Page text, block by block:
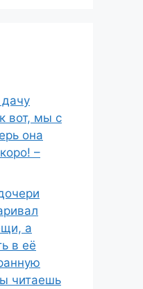
дачу
вот, мы с
она
–
а
в её
читаешь